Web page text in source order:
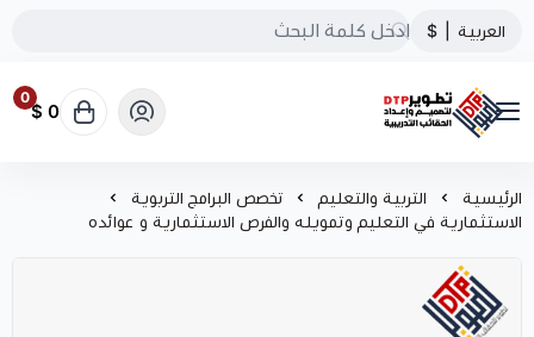
العربية $
تطوير الحقائب التدريبية
0
0 $
الرئيسية التربية والتعليم
تخصص البرامج التربوية
الاستثمارية في التعليم وتمويله والفرص الاستثمارية و عوائده